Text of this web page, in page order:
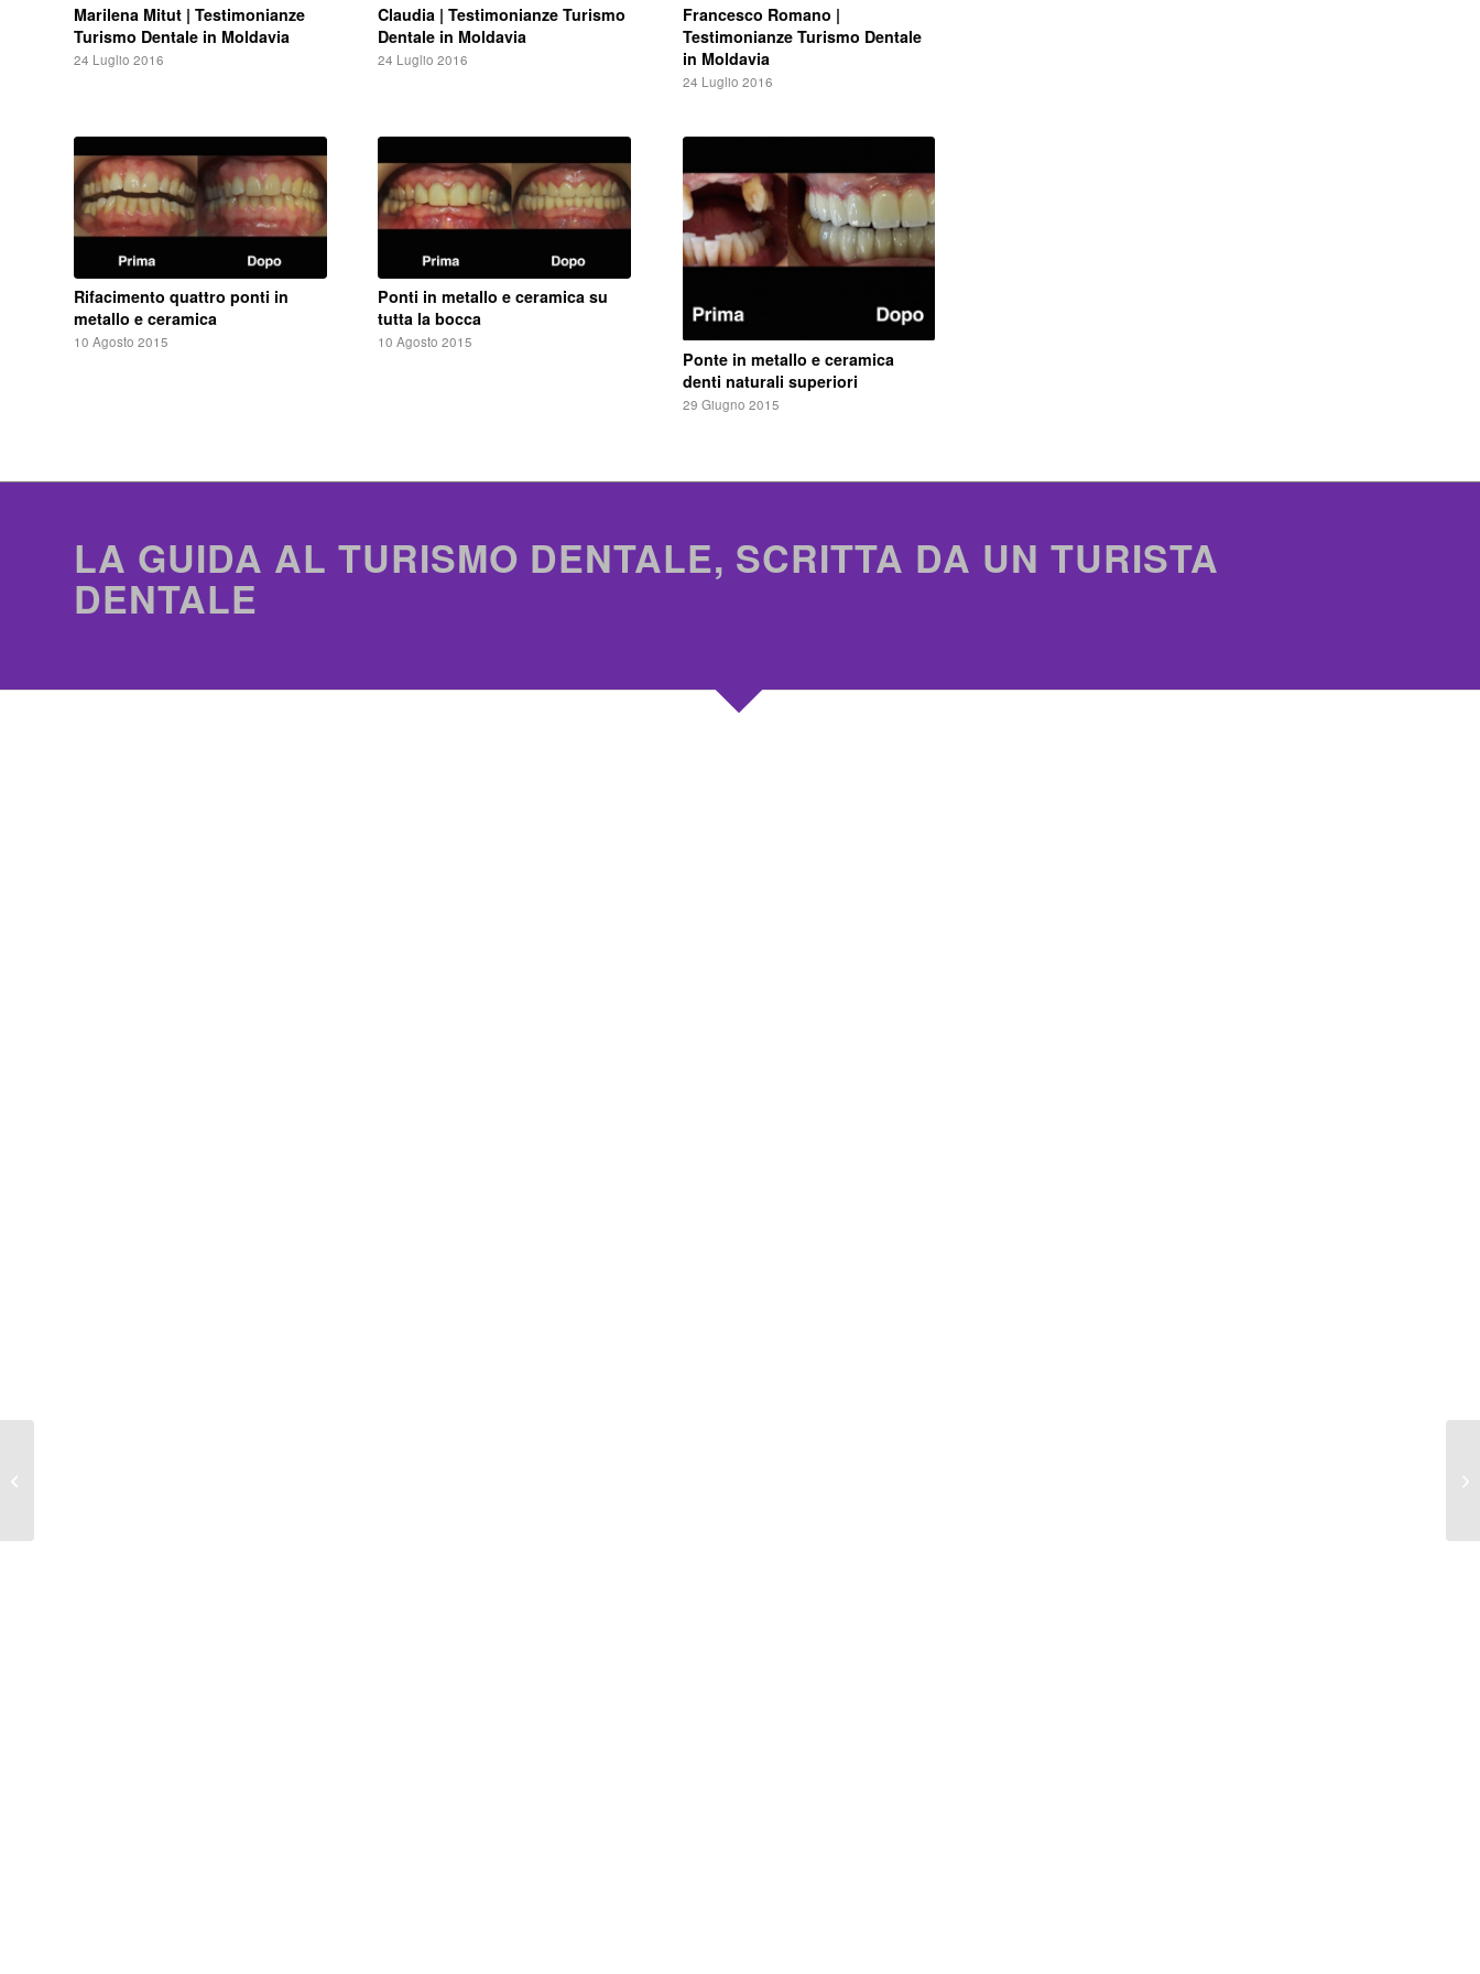
Marilena Mitut | Testimonianze
Turismo Dentale in Moldavia
24 Luglio 2016
Claudia | Testimonianze Turismo
Dentale in Moldavia
24 Luglio 2016
Francesco Romano |
Testimonianze Turismo Dentale
in Moldavia
24 Luglio 2016
Rifacimento quattro ponti in
metallo e ceramica
10 Agosto 2015
Ponti in metallo e ceramica su
tutta la bocca
10 Agosto 2015
Ponte in metallo e ceramica
denti naturali superiori
29 Giugno 2015
LA GUIDA AL TURISMO DENTALE, SCRITTA DA UN TURISTA
DENTALE